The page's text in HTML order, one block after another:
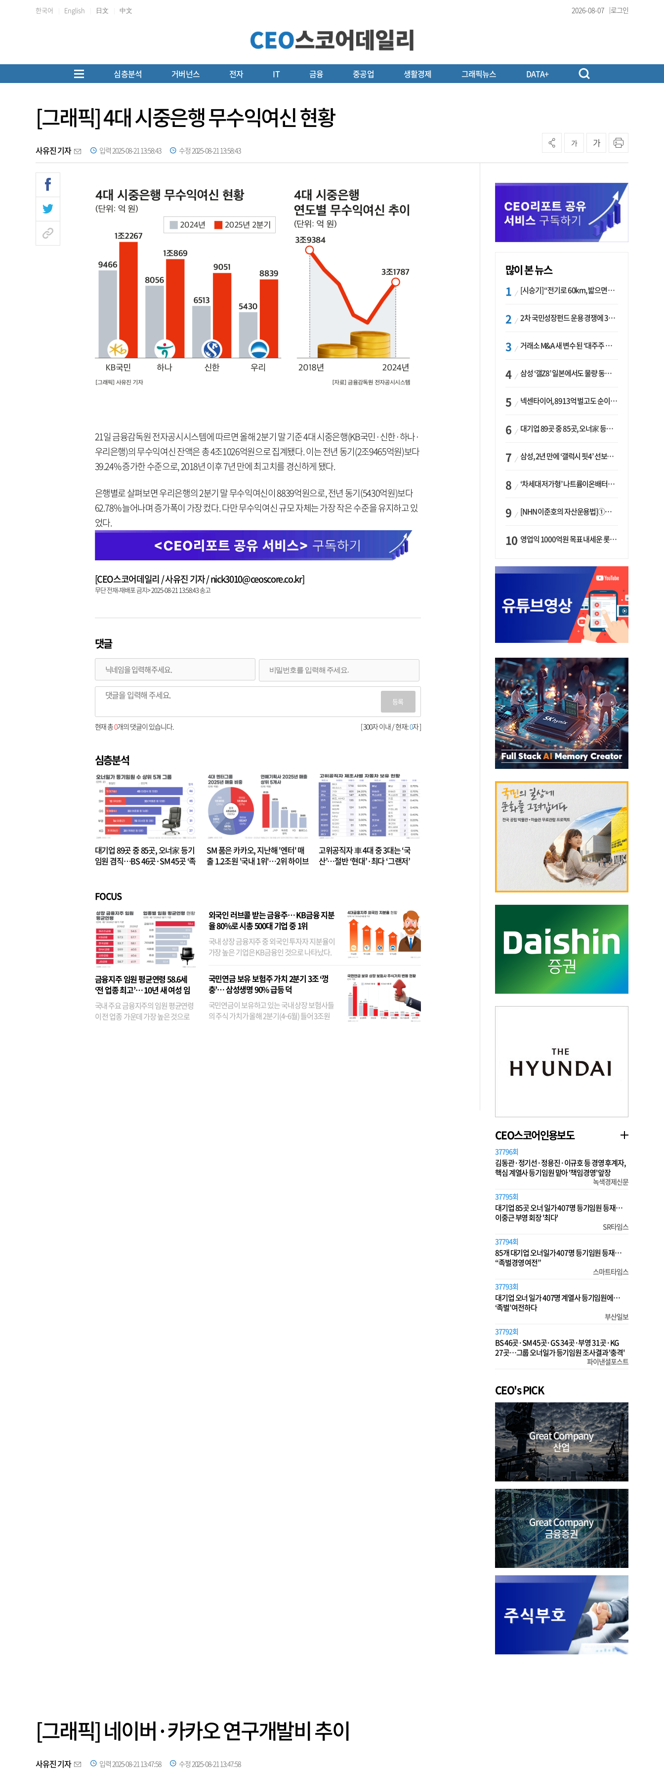
한국어 English 日文 中文 2026-08-07 로그인
심층분석 거버넌스 전자 IT 금융 중공업 생활경제 그래픽뉴스 DATA+
[그래픽] 4대 시중은행 무수익여신 현황
사유진 기자 입력 2025-08-21 13:58:43 수정 2025-08-21 13:58:43
가 가
21일 금융감독원 전자공시시스템에 따르면 올해 2분기 말 기준 4대 시중은행(KB국민·신한·하나·
우리은행)의 무수익여신 잔액은 총 4조1026억원으로 집계됐다. 이는 전년 동기(2조9465억원)보다
39.24% 증가한 수준으로, 2018년 이후 7년 만에 최고치를 경신하게 됐다.
은행별로 살펴보면 우리은행의 2분기 말 무수익여신이 8839억원으로, 전년 동기(5430억원)보다
62.78% 늘어나며 증가폭이 가장 컸다. 다만 무수익여신 규모 자체는 가장 작은 수준을 유지하고 있
었다.
[CEO스코어데일리 / 사유진 기자 / nick3010@ceoscore.co.kr]
무단 전재-재배포 금지> 2025-08-21 13:58:43 송고
댓글
등록
[ 300자 이내 / 현재:0자 ]
현재 총0개의 댓글이 있습니다.
심층분석
대기업 89곳 중 85곳, 오너家 등기
임원 겸직…BS 46곳·SM 45곳 ‘족
SM 품은 카카오, 지난해 '엔터' 매
출 1.2조원 '국내 1위'…2위 하이브
고위공직자 車 4대 중 3대는 ‘국
산’…절반 ‘현대’·최다 ‘그랜저’
FOCUS
금융지주 임원 평균연령 58.6세
‘전 업종 최고’… 10년 새 여성 임
원은 14배 껑충
국내 주요 금융지주의 임원 평균연령
이 전 업종 가운데 가장 높은 것으로
외국인 러브콜 받는 금융주… KB금융 지분
율 80%로 시총 500대 기업 중 1위
국내 상장 금융지주 중 외국인 투자자 지분율이
가장 높은 기업은 KB금융인 것으로 나타났다.
융이었다. 특히 KB금융은 지난달 말 기준 해외
기관투자자 지분율이...
국민연금 보유 보험주 가치 2분기 3조 ‘껑
충’… 삼성생명 90% 급등 덕
국민연금이 보유하고 있는 국내 상장 보험사들
의 주식 가치가 올해 2분기(4~6월) 들어 3조원
많이 본 뉴스
[시승기] “전기로 60km, 밟으면 462마력”…볼보 XC60 T8의 두 얼굴
2차 국민성장펀드 운용 경쟁에 33개사 몰렸다…신한·하나 등 새 얼굴 대거 합류
거래소 M&A 새 변수 된 ‘대주주 심사’…네이버·두나무 결합도 영향권
삼성 ‘갤Z8’ 일본에서도 물량 동났다…애플 참전 앞두고 선두 수성 ‘시험대’
넥센타이어, 8913억 벌고도 순이익 2억…유럽 세부담에 이익 증발
대기업 89곳 중 85곳, 오너家 등기임원 겸직…BS 46곳·SM 45곳 ‘족벌경영’ 고착화
삼성, 2년 만에 ‘갤럭시 핏4’ 선보이나…웨어러블 생태계 확장 ‘시동’
‘차세대 저가형’ 나트륨이온배터리 시대 오나…LG화학·에코프로, 상용화 속도낸다
[NHN 이준호의 자산운용법]①이니시오·JLC ‘부동산’-JLC파트너스 ‘투자’…“부동산 담보대출로 투자재원 확보”
영업익 1000억원 목표 내세운 롯데마트…하반기 ‘오카도’ 시험대
CEO스코어인용보도
37796회
김동관·정기선·정용진·이규호 등 경영 후계자,
핵심 계열사 등기임원 맡아 '책임경영' 앞장
녹색경제신문
37795회
대기업 85곳 오너 일가 407명 등기임원 등재…
이중근 부영 회장 '최다'
SR타임스
37794회
85개 대기업 오너일가 407명 등기임원 등재…
“족벌경영 여전”
스마트타임스
37793회
대기업 오너 일가 407명 계열사 등기임원에…
‘족벌’ 여전하다
부산일보
37792회
BS 46곳·SM 45곳·GS 34곳·부영 31곳·KG
27곳…그룹 오너일가 등기임원 조사결과 '충격'
파이낸셜포스트
CEO's PICK
[그래픽] 네이버·카카오 연구개발비 추이
사유진 기자 입력 2025-08-21 13:47:58 수정 2025-08-21 13:47:58